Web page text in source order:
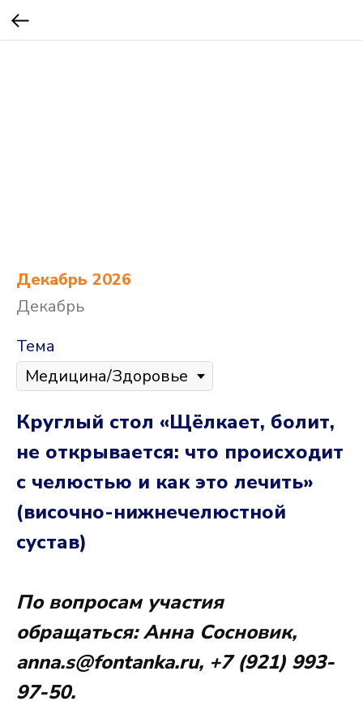
Декабрь 2026
Декабрь
Тема
Круглый стол «Щёлкает, болит,
не открывается: что происходит
с челюстью и как это лечить»
(височно-нижнечелюстной
сустав)
По вопросам участия
обращаться: Анна Сосновик,
anna.s@fontanka.ru, +7 (921) 993-
97-50.